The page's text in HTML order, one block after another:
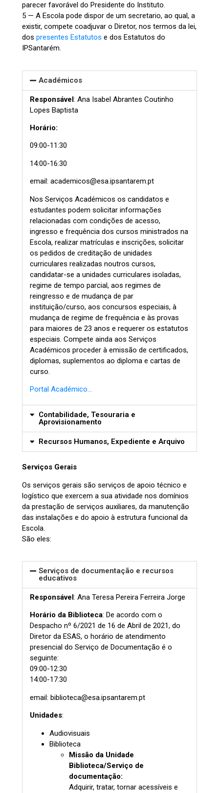
parecer favorável do Presidente do Instituto.
5 — A Escola pode dispor de um secretario, ao qual, a
existir, compete coadjuvar o Diretor, nos termos da lei,
dos presentes Estatutos e dos Estatutos do
IPSantarém.
Académicos
Responsável: Ana Isabel Abrantes Coutinho
Lopes Baptista
Horário:
09:00-11:30
14:00-16:30
email: academicos@esa.ipsantarem.pt
Nos Serviços Académicos os candidatos e
estudantes podem solicitar informações
relacionadas com condições de acesso,
ingresso e frequência dos cursos ministrados na
Escola, realizar matrículas e inscrições, solicitar
os pedidos de creditação de unidades
curriculares realizadas noutros cursos,
candidatar-se a unidades curriculares isoladas,
regime de tempo parcial, aos regimes de
reingresso e de mudança de par
instituição/curso, aos concursos especiais, à
mudança de regime de frequência e às provas
para maiores de 23 anos e requerer os estatutos
especiais. Compete ainda aos Serviços
Académicos proceder à emissão de certificados,
diplomas, suplementos ao diploma e cartas de
curso.
Portal Académico…
Contabilidade, Tesouraria e
Aprovisionamento
Recursos Humanos, Expediente e Arquivo
Serviços Gerais
Os serviços gerais são serviços de apoio técnico e
logístico que exercem a sua atividade nos domínios
da prestação de serviços auxiliares, da manutenção
das instalações e do apoio à estrutura funcional da
Escola.
São eles:
Serviços de documentação e recursos
educativos
Responsável: Ana Teresa Pereira Ferreira Jorge
Horário da Biblioteca: De acordo com o
Despacho nº 6/2021 de 16 de Abril de 2021, do
Diretor da ESAS, o horário de atendimento
presencial do Serviço de Documentação é o
seguinte:
09:00-12:30
14:00-17:30
email: biblioteca@esa.ipsantarem.pt
Unidades:
Audiovisuais
Biblioteca
Missão da Unidade
Biblioteca/Serviço de
documentação:
Adquirir, tratar, tornar acessíveis e